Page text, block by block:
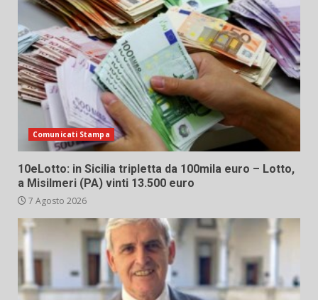
Comunicati Stampa
10eLotto: in Sicilia tripletta da 100mila euro – Lotto,
a Misilmeri (PA) vinti 13.500 euro
7 Agosto 2026